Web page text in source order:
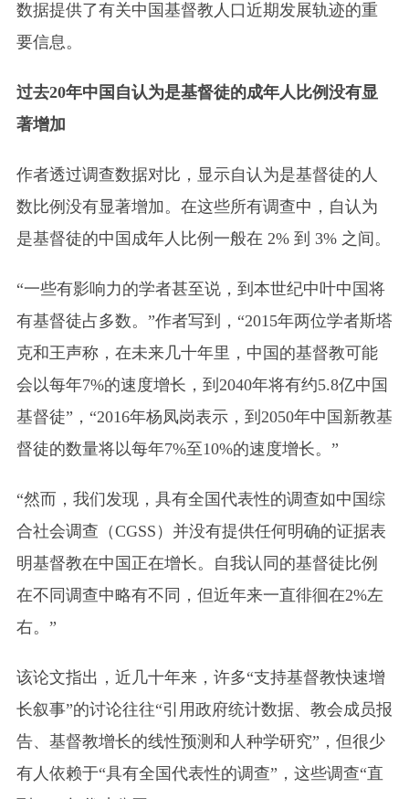
数据提供了有关中国基督教人口近期发展轨迹的重
要信息。
过去20年中国自认为是基督徒的成年人比例没有显
著增加
作者透过调查数据对比，显示自认为是基督徒的人
数比例没有显著增加。在这些所有调查中，自认为
是基督徒的中国成年人比例一般在 2% 到 3% 之间。
“一些有影响力的学者甚至说，到本世纪中叶中国将
有基督徒占多数。”作者写到，“2015年两位学者斯塔
克和王声称，在未来几十年里，中国的基督教可能
会以每年7%的速度增长，到2040年将有约5.8亿中国
基督徒”，“2016年杨凤岗表示，到2050年中国新教基
督徒的数量将以每年7%至10%的速度增长。”
“然而，我们发现，具有全国代表性的调查如中国综
合社会调查（CGSS）并没有提供任何明确的证据表
明基督教在中国正在增长。自我认同的基督徒比例
在不同调查中略有不同，但近年来一直徘徊在2%左
右。”
该论文指出，近几十年来，许多“支持基督教快速增
长叙事”的讨论往往“引用政府统计数据、教会成员报
告、基督教增长的线性预测和人种学研究”，但很少
有人依赖于“具有全国代表性的调查”，这些调查“直